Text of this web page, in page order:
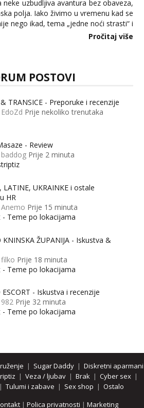
neke uzbudljiva avantura bez obaveza,
polja. Iako živimo u vremenu kad se
nego ikad, tema „jedne noći strasti“ i
Što zapravo misle žene, a što
Pročitaj više
POSTOVI
TRANSICE - Preporuke i recenzije
Prije nekoliko trenutaka
- Review
Prije 2 minuta
LATINE, UKRAINKE i ostale
HR
Prije 15 minuta
- Teme po lokacijama
KNINSKA ŽUPANIJA - Iskustva &
Prije 18 minuta
- Teme po lokacijama
ESCORT - Iskustva i recenzije
Prije 32 minuta
- Teme po lokacijama
| Sugar Daddy| Diskretni aparmani
| Veza / ljubav | Brak | Cyber sex |
| Tulumi i zabave | Sex shop | Ostalo
| Polica privatnosti | Marketing